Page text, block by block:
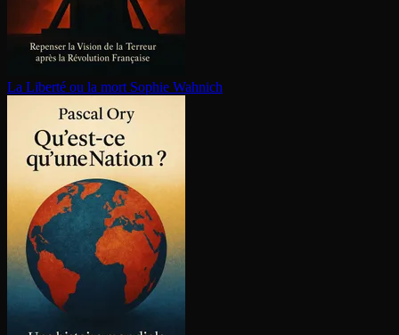
La Liberté ou la mort Sophie Wahnich